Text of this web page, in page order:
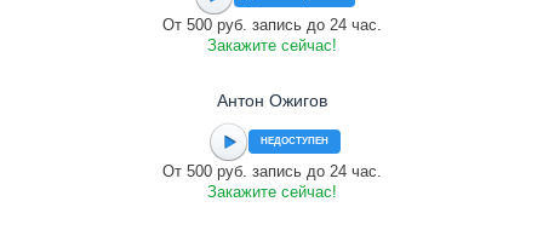
От 500 руб. запись до 24 час.
Закажите сейчас!
Антон Ожигов
НЕДОСТУПЕН
От 500 руб. запись до 24 час.
Закажите сейчас!